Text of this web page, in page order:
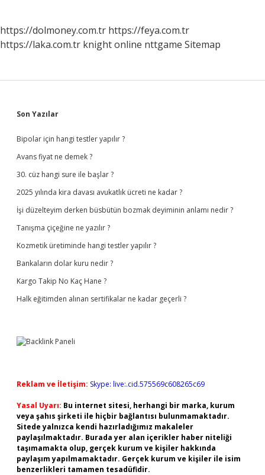
https://dolmoney.com.tr https://feya.com.tr
https://laka.com.tr knight online nttgame Sitemap
Sidebar
Son Yazılar
Bipolar için hangi testler yapılır ?
Avans fiyat ne demek ?
30. cüz hangi sure ile başlar ?
2025 yılında kira davası avukatlık ücreti ne kadar ?
İşi düzelteyim derken büsbütün bozmak deyiminin anlamı nedir ?
Tanışma çiçeğine ne yazılır ?
Kozmetik üretiminde hangi testler yapılır ?
Bankaların dolar kuru nedir ?
Kargo Takip No Kaç Hane ?
Halk eğitimden alınan sertifikalar ne kadar geçerli ?
Reklam ve İletişim: Skype: live:.cid.575569c608265c69
Yasal Uyarı: Bu internet sitesi, herhangi bir marka, kurum
veya şahıs şirketi ile hiçbir bağlantısı bulunmamaktadır.
Sitede yalnızca kendi hazırladığımız makaleler
paylaşılmaktadır. Burada yer alan içerikler haber niteliği
taşımamakta olup, gerçek kurum ve kişiler hakkında
paylaşım yapılmamaktadır. Gerçek kurum ve kişiler ile isim
benzerlikleri tamamen tesadüfidir.